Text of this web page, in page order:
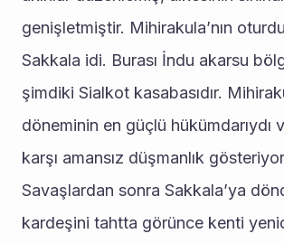
genişletmiştir. Mihirakula’nın
Sakkala idi. Burası İndu akarsu
şimdiki Sialkot kasabasıdır.
döneminin en güçlü hükümdarıydı
karşı amansız düşmanlık
Savaşlardan sonra Sakkala’ya
kardeşini tahtta görünce kenti